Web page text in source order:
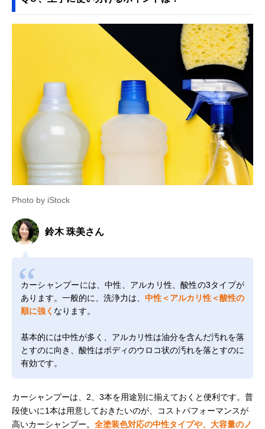
Photo by iStock
鈴木 珠美さん
カーシャンプーには、中性、アルカリ性、酸性の3タイプが
あります。一般的に、洗浄力は、 中性＜アルカリ性＜酸性の
順に強く なります。
基本的には中性が多く、アルカリ性は油分を含んだ汚れを落
とすのに向き、酸性はボディのウロコ状の汚れを落とすのに
有効です。
カーシャンプーは、2、3本を用途別に揃えておくと便利です。普
段使いに1本は用意しておきたいのが、コストパフォーマンスが
高いカーシャンプー。 全塗装色対応の中性タイプや、大容量のノ